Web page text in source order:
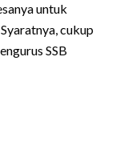
untuk
cukup
SSB